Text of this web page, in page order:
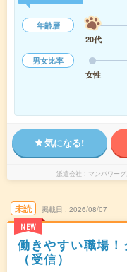
年齢層
20代
男女比率
女性
気になる!
派遣会社 マンパワー
未読
NEW
掲載日 2026/08/07
働きやすい職場
（受信）